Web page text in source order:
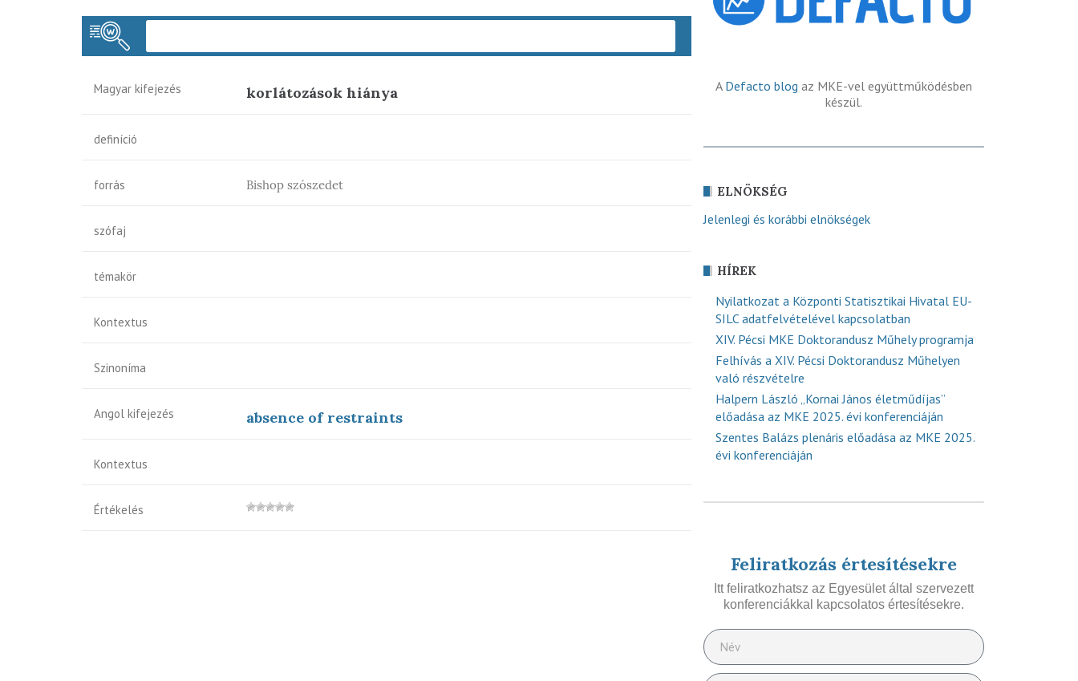
Magyar kifejezés korlátozások hiánya
definíció
forrás Bishop szószedet
szófaj
témakör
Kontextus
Szinoníma
Angol kifejezés absence of restraints
Kontextus
Értékelés
A Defacto blog az MKE-vel együttműködésben
készül.
ELNÖKSÉG
Jelenlegi és korábbi elnökségek
HÍREK
Nyilatkozat a Központi Statisztikai Hivatal EU-
SILC adatfelvételével kapcsolatban
XIV. Pécsi MKE Doktorandusz Műhely programja
Felhívás a XIV. Pécsi Doktorandusz Műhelyen
való részvételre
Halpern László „Kornai János életműdíjas”
előadása az MKE 2025. évi konferenciáján
Szentes Balázs plenáris előadása az MKE 2025.
évi konferenciáján
Feliratkozás értesítésekre
Itt feliratkozhatsz az Egyesület által szervezett
konferenciákkal kapcsolatos értesítésekre.